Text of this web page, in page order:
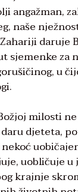
angažman,
naše
daruje
sjemenke za
u
milosti
djeteta,
uobličuje u
krajnje